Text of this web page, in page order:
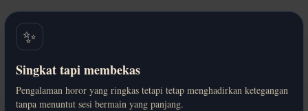
✨
Singkat tapi membekas
Pengalaman horor yang ringkas tetapi tetap menghadirkan ketegangan
tanpa menuntut sesi bermain yang panjang.